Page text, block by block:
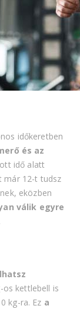
időkeretben
és az
idő alatt
már 12-t tudsz
eközben
válik egyre
os kettlebell is
kg-ra. Ez a